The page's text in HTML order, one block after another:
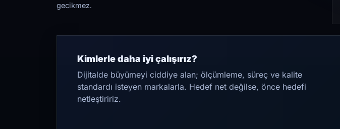
gecikmez.
Kimlerle daha iyi çalışırız?
Dijitalde büyümeyi ciddiye alan; ölçümleme, süreç ve kalite
standardı isteyen markalarla. Hedef net değilse, önce hedefi
netleştiririz.